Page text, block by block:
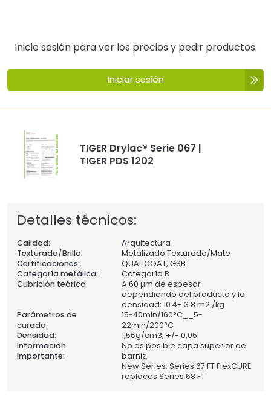
Inicie sesión para ver los precios y pedir productos.
Iniciar sesión
TIGER Drylac® Serie 067 |
TIGER PDS 1202
Detalles técnicos:
Calidad:
Arquitectura
Texturado/Brillo:
Metalizado Texturado/Mate
Certificaciones:
QUALICOAT, GSB
Categoría metálica:
Categoría B
Cubrición teórica:
A 60 µm de espesor
dependiendo del producto y la
densidad: 10.4-13.8 m2 /kg
Parámetros de
curado:
15-40min/160°C__5-
22min/200°C
Densidad:
1,56g/cm3, +/- 0,05
Información
importante:
No es posible capa superior de
barniz.
New Series: Series 67 FT FlexCURE
replaces Series 68 FT